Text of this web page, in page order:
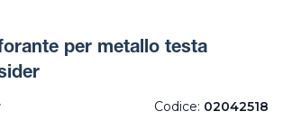
per metallo testa
Codice: 02042518